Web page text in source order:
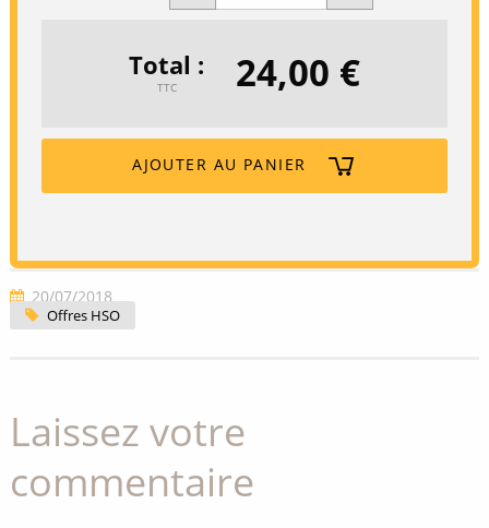
Total
TTC 24,00 €
AJOUTER AU PANIER
20/07/2018
Offres HSO
Laissez votre
commentaire